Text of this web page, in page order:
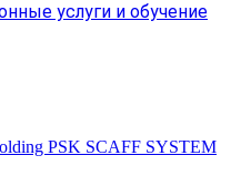
услуги и обучение
PSK SCAFF SYSTEM